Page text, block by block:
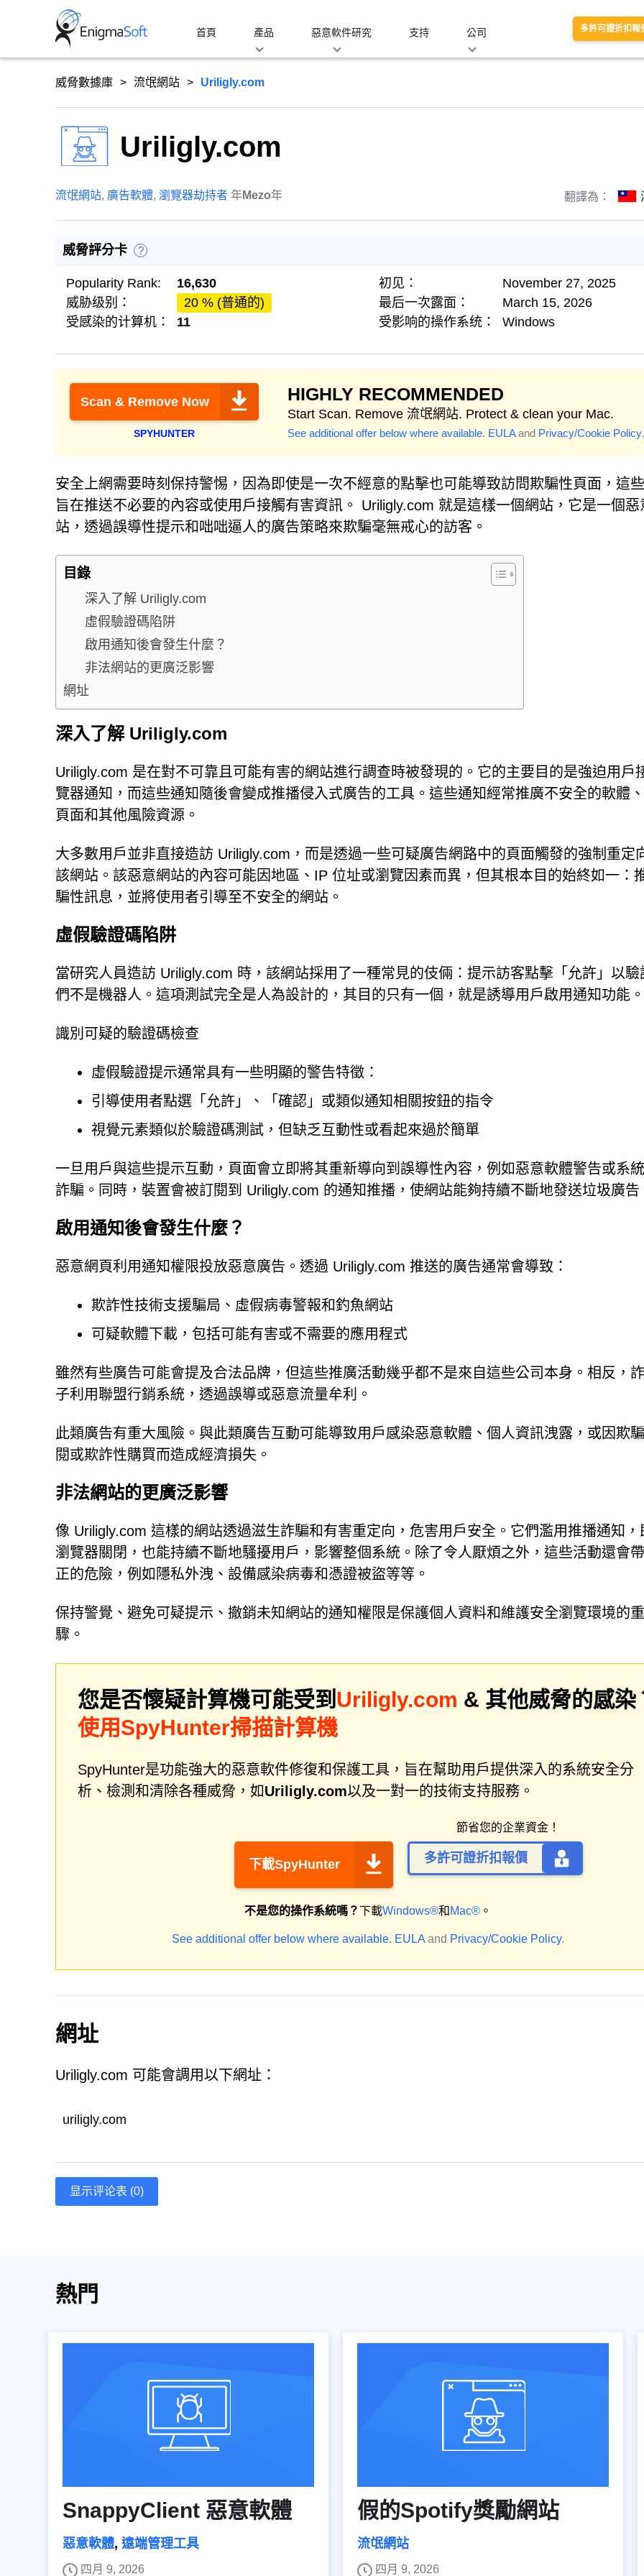
首頁 產品 惡意軟件研究 支持 公司 多許可證折扣報
威脅數據庫 流氓網站 Uriligly.com
Uriligly.com
流氓網站, 廣告軟體, 瀏覽器劫持者 年Mezo年 翻譯為：
威脅評分卡 ?
Popularity Rank:
16,630
威胁级别：
20 % (普通的)
受感染的计算机：
11
初见：
November 27, 2025
最后一次露面：
March 15, 2026
受影响的操作系统：
Windows
Scan & Remove Now
SPYHUNTER
HIGHLY RECOMMENDED
Start Scan. Remove 流氓網站. Protect & clean your Mac.
See additional offer below where available. EULAand Privacy/Cookie Policy.
安全上網需要時刻保持警惕，因為即使是一次不經意的點擊也可能導致訪問欺騙性頁面，這
旨在推送不必要的內容或使用戶接觸有害資訊。 Uriligly.com 就是這樣一個網站，它是一個惡
站，透過誤導性提示和咄咄逼人的廣告策略來欺騙毫無戒心的訪客。
目錄
深入了解 Uriligly.com
虛假驗證碼陷阱
啟用通知後會發生什麼？
非法網站的更廣泛影響
網址
深入了解 Uriligly.com
Uriligly.com 是在對不可靠且可能有害的網站進行調查時被發現的。它的主要目的是強迫用戶
覽器通知，而這些通知隨後會變成推播侵入式廣告的工具。這些通知經常推廣不安全的軟體
頁面和其他風險資源。
大多數用戶並非直接造訪 Uriligly.com，而是透過一些可疑廣告網路中的頁面觸發的強制重定
該網站。該惡意網站的內容可能因地區、IP 位址或瀏覽因素而異，但其根本目的始終如一：
騙性訊息，並將使用者引導至不安全的網站。
虛假驗證碼陷阱
當研究人員造訪 Uriligly.com 時，該網站採用了一種常見的伎倆：提示訪客點擊「允許」以驗
們不是機器人。這項測試完全是人為設計的，其目的只有一個，就是誘導用戶啟用通知功能。
識別可疑的驗證碼檢查
虛假驗證提示通常具有一些明顯的警告特徵：
引導使用者點選「允許」、「確認」或類似通知相關按鈕的指令
視覺元素類似於驗證碼測試，但缺乏互動性或看起來過於簡單
一旦用戶與這些提示互動，頁面會立即將其重新導向到誤導性內容，例如惡意軟體警告或系
詐騙。同時，裝置會被訂閱到 Uriligly.com 的通知推播，使網站能夠持續不斷地發送垃圾廣告
啟用通知後會發生什麼？
惡意網頁利用通知權限投放惡意廣告。透過 Uriligly.com 推送的廣告通常會導致：
欺詐性技術支援騙局、虛假病毒警報和釣魚網站
可疑軟體下載，包括可能有害或不需要的應用程式
雖然有些廣告可能會提及合法品牌，但這些推廣活動幾乎都不是來自這些公司本身。相反，
子利用聯盟行銷系統，透過誤導或惡意流量牟利。
此類廣告有重大風險。與此類廣告互動可能導致用戶感染惡意軟體、個人資訊洩露，或因欺
閱或欺詐性購買而造成經濟損失。
非法網站的更廣泛影響
像 Uriligly.com 這樣的網站透過滋生詐騙和有害重定向，危害用戶安全。它們濫用推播通知，
瀏覽器關閉，也能持續不斷地騷擾用戶，影響整個系統。除了令人厭煩之外，這些活動還會
正的危險，例如隱私外洩、設備感染病毒和憑證被盜等等。
保持警覺、避免可疑提示、撤銷未知網站的通知權限是保護個人資料和維護安全瀏覽環境的
驟。
您是否懷疑計算機可能受到Uriligly.com & 其他威脅的感染
使用SpyHunter掃描計算機
SpyHunter是功能強大的惡意軟件修復和保護工具，旨在幫助用戶提供深入的系統安全分
析、檢測和清除各種威脅，如Uriligly.com以及一對一的技術支持服務。
下載SpyHunter
節省您的企業資金！
多許可證折扣報價
不是您的操作系統嗎？下載Windows®和 Mac® 。
See additional offer below where available. EULA and Privacy/Cookie Policy.
網址
Uriligly.com 可能會調用以下網址：
uriligly.com
显示评论表 (0)
熱門
SnappyClient 惡意軟體
惡意軟體, 遠端管理工具
四月 9, 2026
假的Spotify獎勵網站
流氓網站
四月 9, 2026